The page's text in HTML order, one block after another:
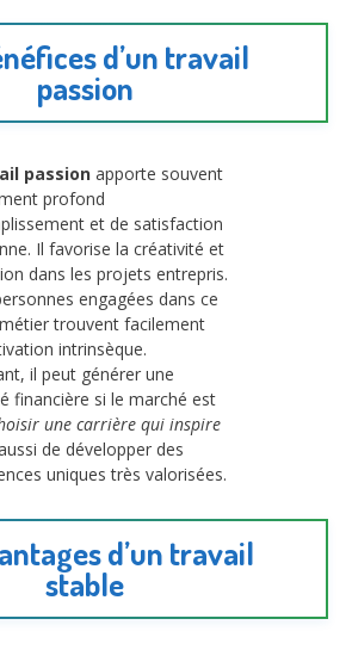
d’un travail
passion
passion apporte souvent
profond
et de satisfaction
Il favorise la créativité et
dans les projets entrepris.
engagées dans ce
trouvent facilement
intrinsèque.
il peut générer une
financière si le marché est
une carrière qui inspire
de développer des
uniques très valorisées.
d’un travail
stable